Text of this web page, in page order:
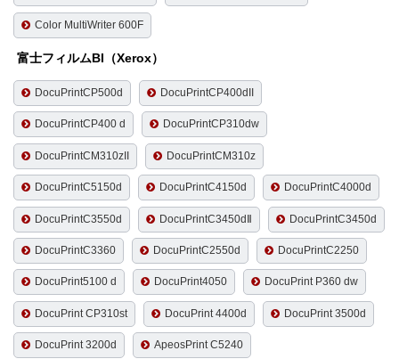
Color MultiWriter 600F
富士フィルムBI（Xerox）
DocuPrintCP500d DocuPrintCP400dII
DocuPrintCP400 d DocuPrintCP310dw
DocuPrintCM310zII DocuPrintCM310z
DocuPrintC5150d DocuPrintC4150d DocuPrintC4000d
DocuPrintC3550d DocuPrintC3450dⅡ DocuPrintC3450d
DocuPrintC3360 DocuPrintC2550d DocuPrintC2250
DocuPrint5100 d DocuPrint4050 DocuPrint P360 dw
DocuPrint CP310st DocuPrint 4400d DocuPrint 3500d
DocuPrint 3200d ApeosPrint C5240